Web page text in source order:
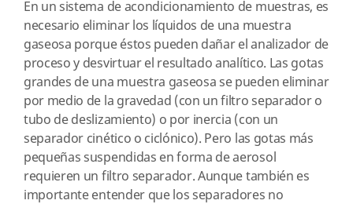
En un sistema de acondicionamiento de muestras, es
necesario eliminar los líquidos de una muestra
gaseosa porque éstos pueden dañar el analizador de
proceso y desvirtuar el resultado analítico. Las gotas
grandes de una muestra gaseosa se pueden eliminar
por medio de la gravedad (con un filtro separador o
tubo de deslizamiento) o por inercia (con un
separador cinético o ciclónico). Pero las gotas más
pequeñas suspendidas en forma de aerosol
requieren un filtro separador. Aunque también es
importante entender que los separadores no